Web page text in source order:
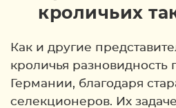
кроличьих
Как и другие
кроличья разновидность
Германии, благодаря
селекционеров. Их